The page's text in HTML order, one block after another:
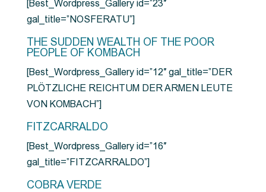
[Best_Wordpress_Gallery id=”23″
gal_title=”NOSFERATU”]
THE SUDDEN WEALTH OF THE POOR
PEOPLE OF KOMBACH
[Best_Wordpress_Gallery id=”12″ gal_title=”DER
PLÖTZLICHE REICHTUM DER ARMEN LEUTE
VON KOMBACH”]
FITZCARRALDO
[Best_Wordpress_Gallery id=”16″
gal_title=”FITZCARRALDO”]
COBRA VERDE